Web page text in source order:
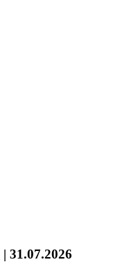
| 31.07.2026